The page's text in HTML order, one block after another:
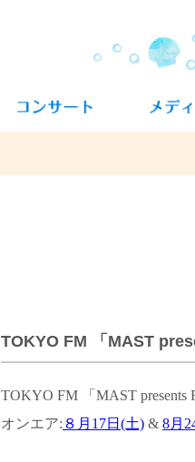
TOKYO FM 「MAST
TOKYO FM 「MAST presents
オンエア: ８月17日(土) & 8月